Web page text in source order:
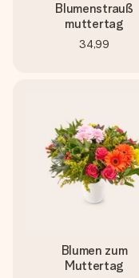
Blumenstrauß
muttertag
34,99
Blumen zum
Muttertag